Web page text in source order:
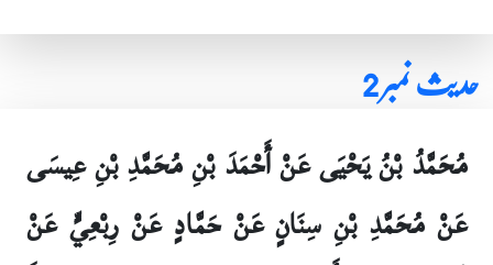
حدیث نمبر 2
مُحَمَّدُ بْنُ يَحْيَى عَنْ أَحْمَدَ بْنِ مُحَمَّدِ بْنِ عِيسَى
عَنْ مُحَمَّدِ بْنِ سِنَانٍ عَنْ حَمَّادٍ عَنْ رِبْعِيٍّ عَنْ